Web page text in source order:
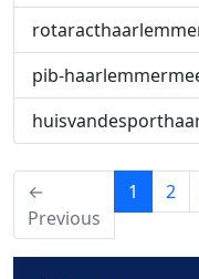
pib-
←
Previous
1 2